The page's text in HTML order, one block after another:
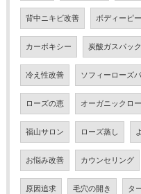
背中ニキビ改善 ボディーピ
カーボキシー 炭酸ガスパック
冷え性改善 ソフィーローズ
ローズの恵 オーガニックロ
福山サロン ローズ蒸し
お悩み改善 カウンセリング
原因追求 毛穴の開き タ